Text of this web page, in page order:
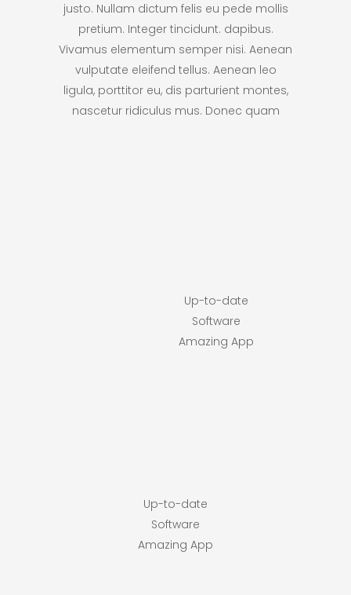
justo. Nullam dictum felis eu pede mollis
pretium. Integer tincidunt. dapibus.
Vivamus elementum semper nisi. Aenean
vulputate eleifend tellus. Aenean leo
ligula, porttitor eu, dis parturient montes,
nascetur ridiculus mus. Donec quam
Up-to-date
Software
Amazing App
Up-to-date
Software
Amazing App